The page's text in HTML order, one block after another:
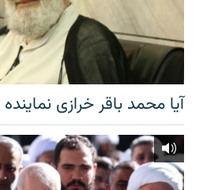
آیا محمد باقر خرازی